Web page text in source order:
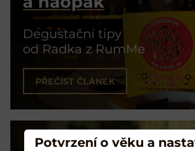
Degustační tipy
od Radka z RumMe
PŘEČÍST ČLÁNEK
Potvrzení o věku a